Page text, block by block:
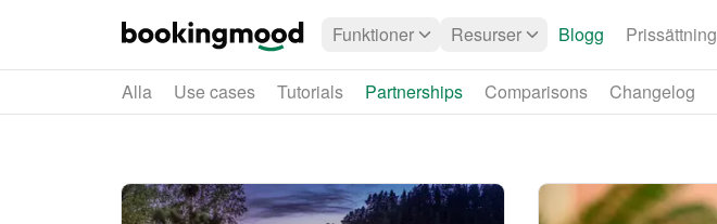
Funktioner Resurser Blogg Prissättning
Alla Use cases Tutorials Partnerships Comparisons Changelog